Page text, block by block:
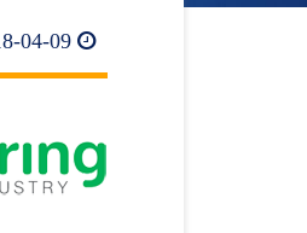
04-09